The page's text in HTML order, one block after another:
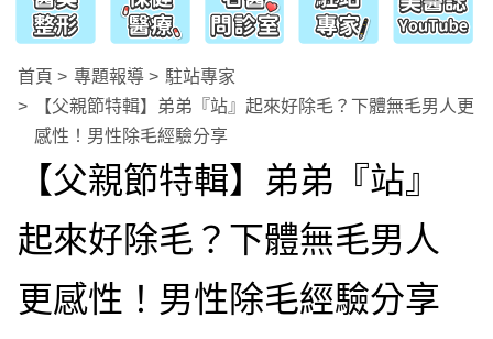
首頁 專題報導
駐站專家
【父親節特輯】弟弟『站』起來好除毛？下體無毛男人更
感性！男性除毛經驗分享
【父親節特輯】弟弟『站』
起來好除毛？下體無毛男人
更感性！男性除毛經驗分享